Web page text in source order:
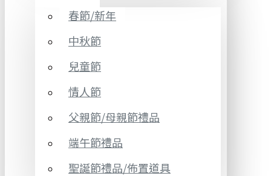
春節/新年
中秋節
兒童節
情人節
父親節/母親節禮品
端午節禮品
聖誕節禮品/佈置道具